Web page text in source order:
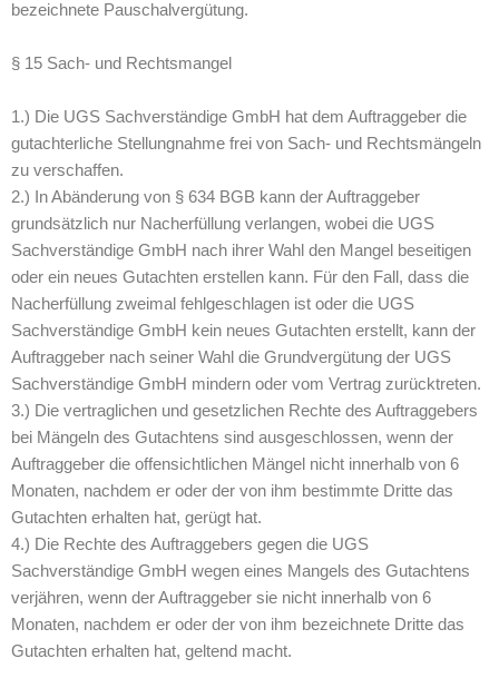
bezeichnete Pauschalvergütung.
§ 15 Sach- und Rechtsmangel
1.) Die UGS Sachverständige GmbH hat dem Auftraggeber die
gutachterliche Stellungnahme frei von Sach- und Rechtsmängeln
zu verschaffen.
2.) In Abänderung von § 634 BGB kann der Auftraggeber
grundsätzlich nur Nacherfüllung verlangen, wobei die UGS
Sachverständige GmbH nach ihrer Wahl den Mangel beseitigen
oder ein neues Gutachten erstellen kann. Für den Fall, dass die
Nacherfüllung zweimal fehlgeschlagen ist oder die UGS
Sachverständige GmbH kein neues Gutachten erstellt, kann der
Auftraggeber nach seiner Wahl die Grundvergütung der UGS
Sachverständige GmbH mindern oder vom Vertrag zurücktreten.
3.) Die vertraglichen und gesetzlichen Rechte des Auftraggebers
bei Mängeln des Gutachtens sind ausgeschlossen, wenn der
Auftraggeber die offensichtlichen Mängel nicht innerhalb von 6
Monaten, nachdem er oder der von ihm bestimmte Dritte das
Gutachten erhalten hat, gerügt hat.
4.) Die Rechte des Auftraggebers gegen die UGS
Sachverständige GmbH wegen eines Mangels des Gutachtens
verjähren, wenn der Auftraggeber sie nicht innerhalb von 6
Monaten, nachdem er oder der von ihm bezeichnete Dritte das
Gutachten erhalten hat, geltend macht.